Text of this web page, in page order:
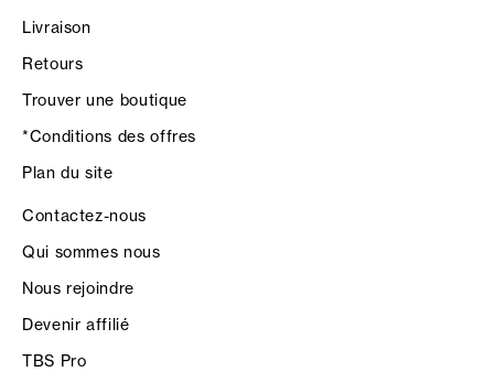
Livraison
Retours
Trouver une boutique
*Conditions des offres
Plan du site
Contactez-nous
Qui sommes nous
Nous rejoindre
Devenir affilié
TBS Pro